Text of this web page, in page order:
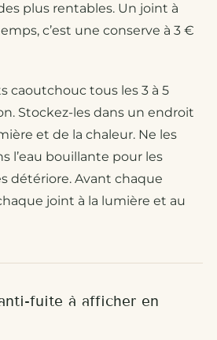
plus rentables. Un joint à
c’est une conserve à 3 €
caoutchouc tous les 3 à 5
Stockez-les dans un endroit
et de la chaleur. Ne les
l’eau bouillante pour les
détériore. Avant chaque
joint à la lumière et au
fuite à afficher en